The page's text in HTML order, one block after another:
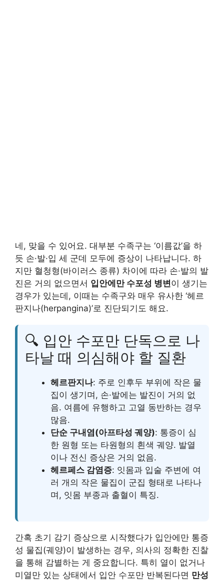
네, 맞을 수 있어요. 대부분 수족구는 ‘이름값’을 하
듯 손·발·입 세 군데 모두에 증상이 나타납니다. 하
지만 혈청형(바이러스 종류) 차이에 따라 손·발의 발
진은 거의 없으면서 입안에만 수포성 병변이 생기는
경우가 있는데, 이때는 수족구와 매우 유사한 ‘헤르
판지나(herpangina)’로 진단되기도 해요.
🔍 입안 수포만 단독으로 나
타날 때 의심해야 할 질환
헤르판지나: 주로 인후두 부위에 작은 물
집이 생기며, 손·발에는 발진이 거의 없
음. 여름에 유행하고 고열 동반하는 경우
많음.
단순 구내염(아프타성 궤양): 통증이 심
한 원형 또는 타원형의 흰색 궤양. 발열
이나 전신 증상은 거의 없음.
헤르페스 감염증: 잇몸과 입술 주변에 여
러 개의 작은 물집이 군집 형태로 나타나
며, 잇몸 부종과 출혈이 특징.
간혹 초기 감기 증상으로 시작했다가 입안에만 통증
성 물집(궤양)이 발생하는 경우, 의사의 정확한 진찰
을 통해 감별하는 게 중요합니다. 특히 열이 없거나
미열만 있는 상태에서 입안 수포만 반복된다면 만성